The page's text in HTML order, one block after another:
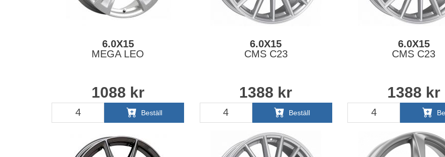
6.0X15
MEGA LEO
1088 kr
Beställ
6.0X15
CMS C23
1388 kr
Beställ
6.0X15
CMS C23
1388 kr